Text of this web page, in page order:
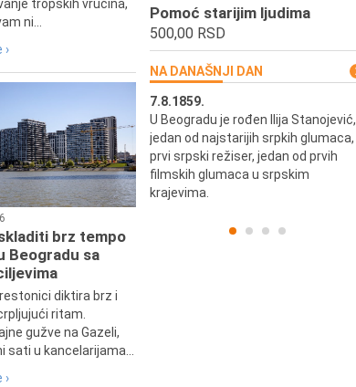
tropskih vrućina,
ni...
›
brz tempo
Beogradu sa
diktira brz i
ritam.
gužve na Gazeli,
sati u kancelarijama...
›
Pomoć starijim ljudima
500,00 RSD
NA DANAŠNJI DAN
Đurđija Cvetić,
i TV glumica.
7.8.1859.
U Beogradu je rođen Ilija Stanojević,
jedan od najstarijih srpkih glumaca,
prvi srpski režiser, jedan od prvih
filmskih glumaca u srpskim
krajevima.